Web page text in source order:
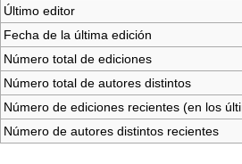
Último editor
Fecha de la última edición
Número total de ediciones
Número total de autores distintos
Número de ediciones recientes (en los
Número de autores distintos recientes